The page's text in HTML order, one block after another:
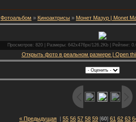
Фотоальбом » Киноактрисы » Монет Мазур | Monet
Просмотров: 820 | Размеры: 642x476px/126.2Kb | Рейтинг:
Открыть фото в реальном размере | Open
« Предыдущая | 55 56 57 58 59 [60] 61 62 63